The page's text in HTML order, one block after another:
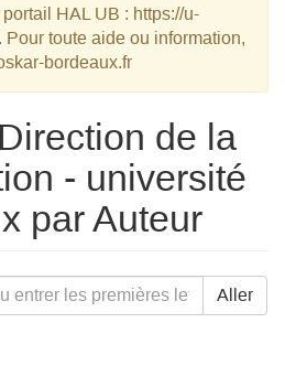
HAL UB : https://u-
toute aide ou information,
bordeaux.fr
de la
- université
par Auteur
Aller